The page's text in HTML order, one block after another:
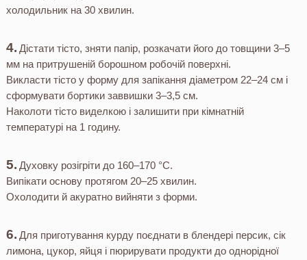
холодильник на 30 хвилин.
Дістати тісто, зняти папір, розкачати його до товщини 3–5
мм на притрушеній борошном робочій поверхні.
Викласти тісто у форму для запікання діаметром 22–24 см і
сформувати бортики заввишки 3–3,5 см.
Наколоти тісто виделкою і залишити при кімнатній
температурі на 1 годину.
Духовку розігріти до 160–170 °С.
Випікати основу протягом 20–25 хвилин.
Охолодити й акуратно вийняти з форми.
Для приготування курду поєднати в блендері персик, сік
лимона, цукор, яйця і пюрирувати продукти до однорідної